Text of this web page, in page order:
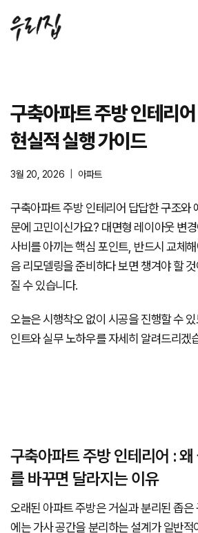
구축아파트 주방 인테리
현실적 실행 가이드
3월 20, 2026 아파트
구축아파트 주방 인테리어 답답한 구조와
문에 고민이신가요? 대면형 레이아웃 변
사비를 아끼는 핵심 포인트, 반드시 교체
음 리모델링을 준비하다 보면 챙겨야 할
질 수 있습니다.
오늘은 시행착오 없이 시공을 진행할 수
인트와 실무 노하우를 자세히 알려드리겠
구축아파트 주방 인테리어 :
를 바꾸면 달라지는 이유
오래된 아파트 주방은 거실과 분리된 좁은
에는 가사 공간을 분리하는 설계가 일반적